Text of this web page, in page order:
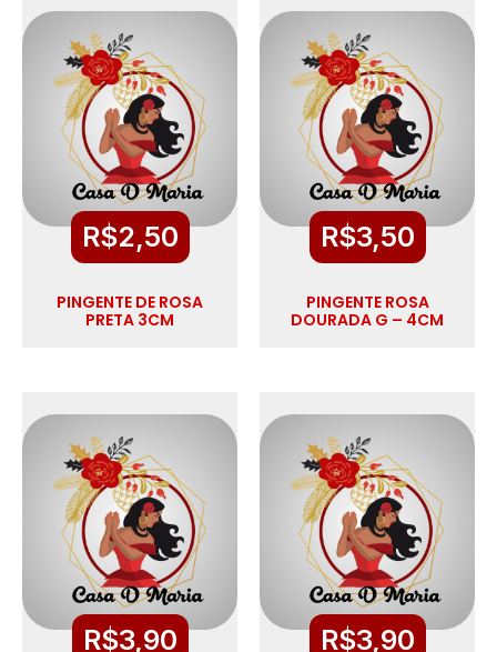
R$2,50
PINGENTE DE ROSA
PRETA 3CM
R$3,50
PINGENTE ROSA
DOURADA G – 4CM
R$3,90 R$3,90